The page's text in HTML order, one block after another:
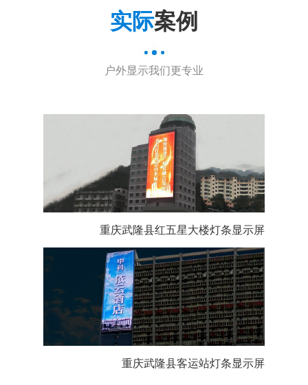
实际案例
户外显示我们更专业
重庆武隆县红五星大楼灯条显示屏
重庆武隆县客运站灯条显示屏